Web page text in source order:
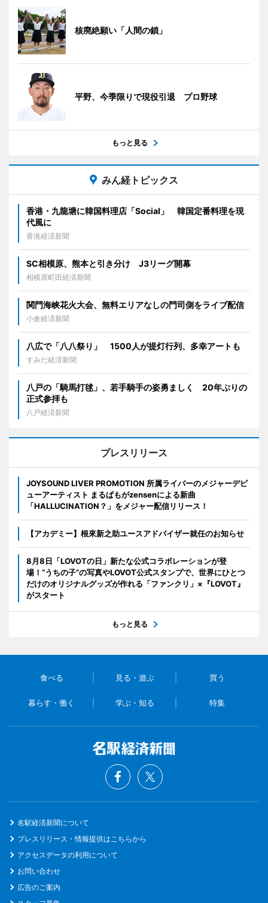
核廃絶願い「人間の鎖」
平野、今季限りで現役引退 プロ野球
もっと見る
みん経トピックス
香港・九龍塘に韓国料理店「Social」 韓国定番料理を現
代風に
香港経済新聞
SC相模原、熊本と引き分け J3リーグ開幕
相模原町田経済新聞
関門海峡花火大会、無料エリアなしの門司側をライブ配信
小倉経済新聞
八広で「八八祭り」 1500人が提灯行列、多幸アートも
すみだ経済新聞
八戸の「騎馬打毬」、若手騎手の姿勇ましく 20年ぶりの
正式参拝も
八戸経済新聞
プレスリリース
JOYSOUND LIVER PROMOTION 所属ライバーのメジャーデビ
ューアーティスト まるぱもがzensenによる新曲
「HALLUCINATION？」をメジャー配信リリース！
【アカデミー】根來新之助ユースアドバイザー就任のお知らせ
8月8日「LOVOTの日」新たな公式コラボレーションが登
場！“うちの子”の写真やLOVOT公式スタンプで、世界にひとつ
だけのオリジナルグッズが作れる「ファンクリ」×『LOVOT』
がスタート
もっと見る
食べる 見る・遊ぶ 買う
暮らす・働く 学ぶ・知る 特集
名駅経済新聞について
プレスリリース・情報提供はこちらから
アクセスデータの利用について
お問い合わせ
広告のご案内